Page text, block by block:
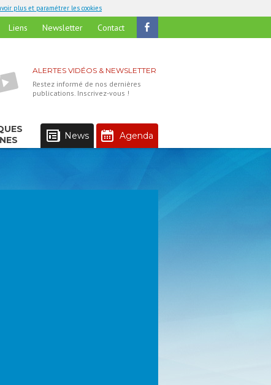
plus et paramétrer les cookies
Liens Newsletter Contact
ALERTES VIDÉOS & NEWSLETTER
Restez informé de nos dernières
publications. Inscrivez-vous !
News Agenda